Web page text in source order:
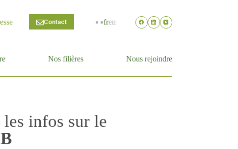
Contact fren
Nos filières Nous rejoindre
infos sur le